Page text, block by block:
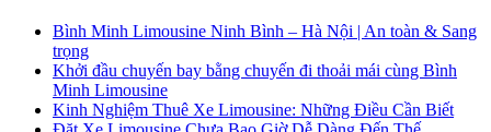
Bình Minh Limousine Ninh Bình – Hà Nội | An toàn & Sang
trọng
Khởi đầu chuyến bay bằng chuyến đi thoải mái cùng Bình
Minh Limousine
Kinh Nghiệm Thuê Xe Limousine: Những Điều Cần Biết